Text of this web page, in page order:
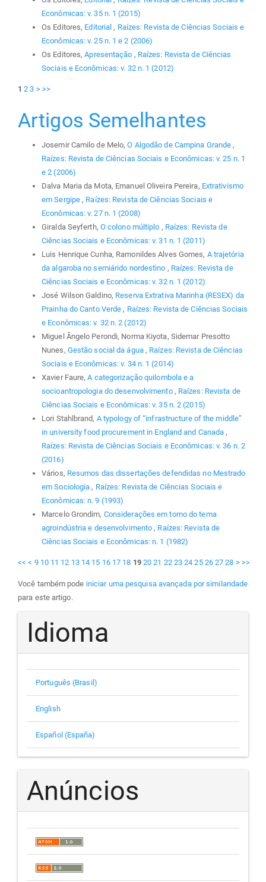
Econômicas: v. 35 n. 1 (2015)
Os Editores, Editorial, Raízes: Revista de Ciências Sociais e
Econômicas: v. 25 n. 1 e 2 (2006)
Os Editores,Apresentação , Raízes: Revista de Ciências
Sociais e Econômicas: v. 32 n. 1 (2012)
1 2 3 > >>
Artigos Semelhantes
Josemir Camilo de Melo,O Algodão de Campina Grande,
Raízes: Revista de Ciências Sociais e Econômicas: v. 25 n. 1
e 2 (2006)
Dalva Maria da Mota, Emanuel Oliveira Pereira, Extrativismo
em Sergipe, Raízes: Revista de Ciências Sociais e
Econômicas: v. 27 n. 1 (2008)
Giralda Seyferth, O colono múltiplo , Raízes: Revista de
Ciências Sociais e Econômicas: v. 31 n. 1 (2011)
Luis Henrique Cunha, Ramonildes Alves Gomes, A trajetória
da algaroba no semiárido nordestino , Raízes: Revista de
Ciências Sociais e Econômicas: v. 32 n. 1 (2012)
José Wilson Galdino, Reserva Extrativa Marinha (RESEX) da
Prainha do Canto Verde, Raízes: Revista de Ciências Sociais
e Econômicas: v. 32 n. 2 (2012)
Miguel Ângelo Perondi, Norma Kiyota, Sidemar Presotto
Nunes, Gestão social da água , Raízes: Revista de Ciências
Sociais e Econômicas: v. 34 n. 1 (2014)
Xavier Faure,A categorização quilombola e a
socioantropologia do desenvolvimento , Raízes: Revista de
Ciências Sociais e Econômicas: v. 35 n. 2 (2015)
Lori Stahlbrand, A typology of “infrastructure of the middle”
in university food procurement in England and Canada,
Raízes: Revista de Ciências Sociais e Econômicas: v. 36 n. 2
(2016)
Vários, Resumos das dissertações defendidas no Mestrado
em Sociologia, Raízes: Revista de Ciências Sociais e
Econômicas: n. 9 (1993)
Marcelo Grondim, Considerações em torno do tema
agroindústria e desenvolvimento, Raízes: Revista de
Ciências Sociais e Econômicas: n. 1 (1982)
<< < 9 10 11 12 13 14 15 16 17 18 19 20 21 22 23 24 25 26 27 28 > >>
Você também pode iniciar uma pesquisa avançada por similaridade
para este artigo.
Idioma
Português (Brasil)
English
Español (España)
Anúncios